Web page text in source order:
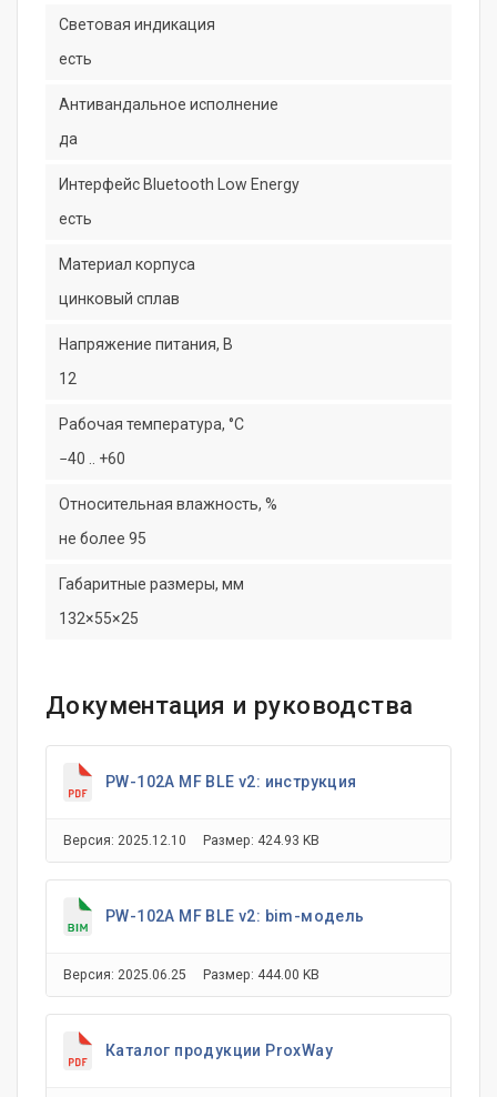
Световая индикация
есть
Антивандальное исполнение
да
Интерфейс Bluetooth Low Energy
есть
Материал корпуса
цинковый сплав
Напряжение питания, В
12
Рабочая температура, °C
−40 .. +60
Относительная влажность, %
не более 95
Габаритные размеры, мм
132×55×25
Документация и руководства
PW-102A MF BLE v2: инструкция
Версия: 2025.12.10 Размер: 424.93 KB
PW-102A MF BLE v2: bim-модель
Версия: 2025.06.25 Размер: 444.00 KB
Каталог продукции ProxWay